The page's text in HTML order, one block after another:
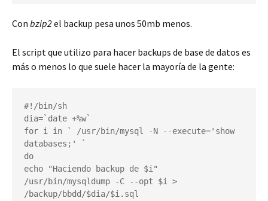
Con bzip2el backup pesa unos 50mb menos.
El script que utilizo para hacer backups de base de datos es
más o menos lo que suele hacer la mayoría de la gente:
#!/bin/sh
dia=`date +%w`
for i in ` /usr/bin/mysql -N --execute='show
databases;' `
do
echo "Haciendo backup de $i"
/usr/bin/mysqldump -C --opt $i >
/backup/bbdd/$dia/$i.sql